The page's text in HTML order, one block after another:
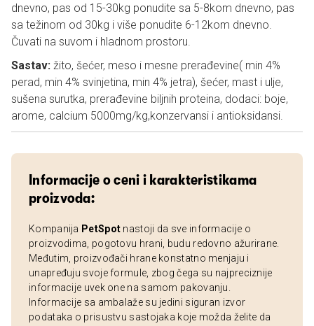
dnevno, pas od 15-30kg ponudite sa 5-8kom dnevno, pas
sa težinom od 30kg i više ponudite 6-12kom dnevno.
Čuvati na suvom i hladnom prostoru.
Sastav: žito, šećer, meso i mesne prerađevine( min 4%
perad, min 4% svinjetina, min 4% jetra), šećer, mast i ulje,
sušena surutka, prerađevine biljnih proteina, dodaci: boje,
arome, calcium 5000mg/kg,konzervansi i antioksidansi.
Informacije o ceni i karakteristikama
proizvoda:
Kompanija PetSpot nastoji da sve informacije o
proizvodima, pogotovu hrani, budu redovno ažurirane.
Međutim, proizvođači hrane konstatno menjaju i
unapređuju svoje formule, zbog čega su najpreciznije
informacije uvek one na samom pakovanju.
Informacije sa ambalaže su jedini siguran izvor
podataka o prisustvu sastojaka koje možda želite da